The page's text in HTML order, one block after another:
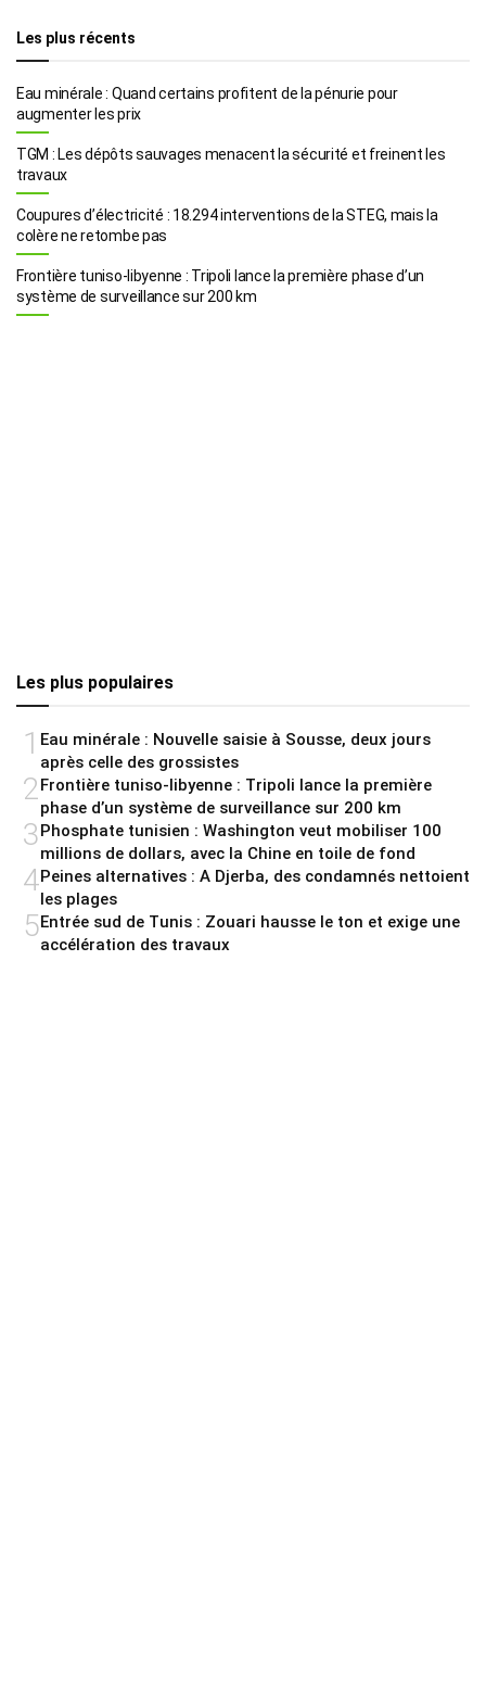
Les plus récents
Eau minérale : Quand certains profitent de la pénurie pour
augmenter les prix
TGM : Les dépôts sauvages menacent la sécurité et freinent les
travaux
Coupures d’électricité : 18.294 interventions de la STEG, mais la
colère ne retombe pas
Frontière tuniso-libyenne : Tripoli lance la première phase d’un
système de surveillance sur 200 km
Les plus populaires
1 Eau minérale : Nouvelle saisie à Sousse, deux jours
après celle des grossistes
2Frontière tuniso-libyenne : Tripoli lance la première
phase d’un système de surveillance sur 200 km
3Phosphate tunisien : Washington veut mobiliser 100
millions de dollars, avec la Chine en toile de fond
4Peines alternatives : A Djerba, des condamnés nettoient
les plages
5Entrée sud de Tunis : Zouari hausse le ton et exige une
accélération des travaux